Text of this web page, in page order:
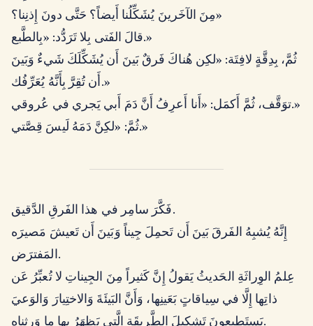
مِنَ الآخَرينَ يُشَكِّلُنا أَيضاً؟ حَتَّى دونَ إِذنِنا؟»
قالَ الفَتى بِلا تَرَدُّد: «بِالطَّبع.»
ثُمَّ، بِدِقَّةٍ لافِتَة: «لكِن هُناكَ فَرقٌ بَينَ أَن يُشَكِّلَكَ شَيءٌ وَبَينَ
أَن تُقِرَّ بِأَنَّهُ يُعَرِّفُك.»
توَقَّف، ثُمَّ أَكمَل: «أَنا أَعرِفُ أَنَّ دَمَ أَبي يَجري في عُروقي.»
ثُمَّ: «لكِنَّ دَمَهُ لَيسَ قِصَّتي.»
فَكَّرَ سامِر في هذا الفَرقِ الدَّقيق.
إِنَّهُ يُشبِهُ الفَرقَ بَينَ أَن تَحمِلَ جِيناً وَبَينَ أَن تَعيشَ مَصيرَه
المَفترَض.
عِلمُ الوِراثَةِ الحَديثُ يَقولُ إِنَّ كَثيراً مِنَ الجِيناتِ لا تُعبِّرُ عَن
ذاتِها إِلَّا في سِياقاتٍ بَعَينِها، وَأَنَّ البَيئَةَ وَالاختِيارَ وَالوَعيَ
يَستَطيعونَ تَشكيلَ الطَّريقَةِ الَّتي يَظهَرُ بِها ما وَرِثناه.